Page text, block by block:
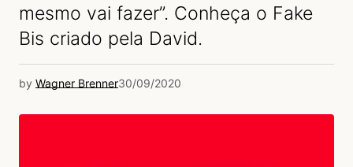
mesmo vai fazer”. Conheça o Fake
Bis criado pela David.
by Wagner Brenner30/09/2020